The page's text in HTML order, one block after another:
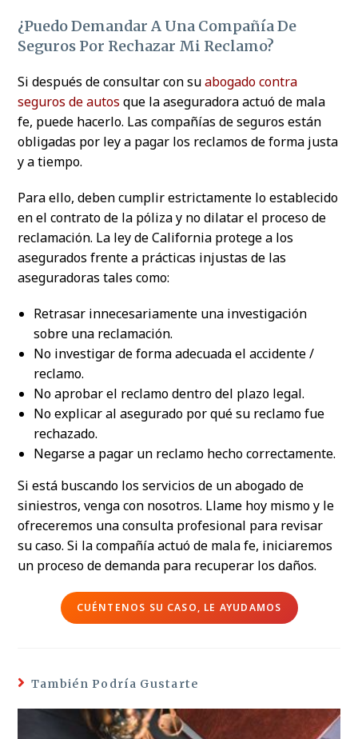
¿Puedo Demandar A Una Compañía De
Seguros Por Rechazar Mi Reclamo?
Si después de consultar con suabogado contra
seguros de autosque la aseguradora actuó de mala
fe, puede hacerlo. Las compañías de seguros están
obligadas por ley a pagar los reclamos de forma justa
y a tiempo.
Para ello, deben cumplir estrictamente lo establecido
en el contrato de la póliza y no dilatar el proceso de
reclamación. La ley de California protege a los
asegurados frente a prácticas injustas de las
aseguradoras tales como:
Retrasar innecesariamente una investigación
sobre una reclamación.
No investigar de forma adecuada el accidente /
reclamo.
No aprobar el reclamo dentro del plazo legal.
No explicar al asegurado por qué su reclamo fue
rechazado.
Negarse a pagar un reclamo hecho correctamente.
Si está buscando los servicios de un abogado de
siniestros, venga con nosotros. Llame hoy mismo y le
ofreceremos una consulta profesional para revisar
su caso. Si la compañía actuó de mala fe, iniciaremos
un proceso de demanda para recuperar los daños.
CUÉNTENOS SU CASO, LE AYUDAMOS
También Podría Gustarte